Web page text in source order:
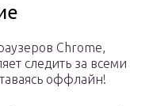
Chrome,
следить за всеми
оффлайн!